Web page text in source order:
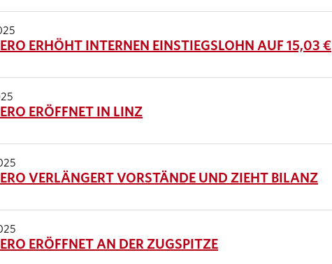
ERHÖHT INTERNEN EINSTIEGSLOHN AUF 15,03 €
ERÖFFNET IN LINZ
VERLÄNGERT VORSTÄNDE UND ZIEHT BILANZ
ERÖFFNET AN DER ZUGSPITZE